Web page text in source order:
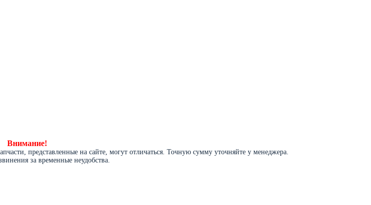
Внимание!
представленные на сайте, могут отличаться. Точную сумму уточняйте у менеджера.
за временные неудобства.